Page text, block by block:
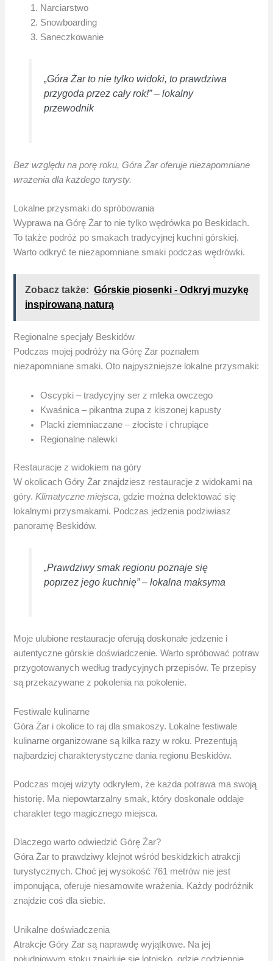
Narciarstwo
Snowboarding
Saneczkowanie
„Góra Żar to nie tylko widoki, to prawdziwa
przygoda przez cały rok!” – lokalny
przewodnik
Bez względu na porę roku, Góra Żar oferuje niezapomniane
wrażenia dla każdego turysty.
Lokalne przysmaki do spróbowania
Wyprawa na Górę Żar to nie tylko wędrówka po Beskidach.
To także podróż po smakach tradycyjnej kuchni górskiej.
Warto odkryć te niezapomniane smaki podczas wędrówki.
Zobacz także: Górskie piosenki - Odkryj muzykę
inspirowaną naturą
Regionalne specjały Beskidów
Podczas mojej podróży na Górę Żar poznałem
niezapomniane smaki. Oto najpyszniejsze lokalne przysmaki:
Oscypki – tradycyjny ser z mleka owczego
Kwaśnica – pikantna zupa z kiszonej kapusty
Placki ziemniaczane – złociste i chrupiące
Regionalne nalewki
Restauracje z widokiem na góry
W okolicach Góry Żar znajdziesz restauracje z widokami na
góry.Klimatyczne miejsca, gdzie można delektować się
lokalnymi przysmakami. Podczas jedzenia podziwiasz
panoramę Beskidów.
„Prawdziwy smak regionu poznaje się
poprzez jego kuchnię” – lokalna maksyma
Moje ulubione restauracje oferują doskonałe jedzenie i
autentyczne górskie doświadczenie. Warto spróbować potraw
przygotowanych według tradycyjnych przepisów. Te przepisy
są przekazywane z pokolenia na pokolenie.
Festiwale kulinarne
Góra Żar i okolice to raj dla smakoszy. Lokalne festiwale
kulinarne organizowane są kilka razy w roku. Prezentują
najbardziej charakterystyczne dania regionu Beskidów.
Podczas mojej wizyty odkryłem, że każda potrawa ma swoją
historię. Ma niepowtarzalny smak, który doskonale oddaje
charakter tego magicznego miejsca.
Dlaczego warto odwiedzić Górę Żar?
Góra Żar to prawdziwy klejnot wśród beskidzkich atrakcji
turystycznych. Choć jej wysokość 761 metrów nie jest
imponująca, oferuje niesamowite wrażenia. Każdy podróżnik
znajdzie coś dla siebie.
Unikalne doświadczenia
Atrakcje Góry Żar są naprawdę wyjątkowe. Na jej
południowym stoku znajduje się lotnisko, gdzie codziennie